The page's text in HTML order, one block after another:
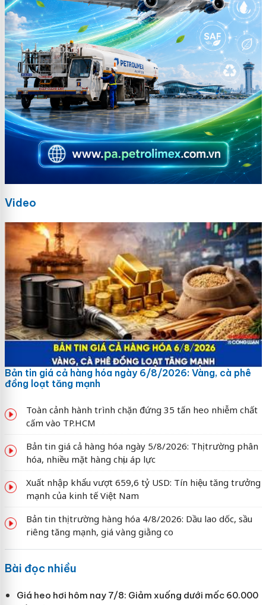
Video
Bản tin giá cả hàng hóa ngày 6/8/2026: Vàng, cà phê
đồng loạt tăng mạnh
Toàn cảnh hành trình chặn đứng 35 tấn heo nhiễm chất
cấm vào TP.HCM
Bản tin giá cả hàng hóa ngày 5/8/2026: Thị trường phân
hóa, nhiều mặt hàng chịu áp lực
Xuất nhập khẩu vượt 659,6 tỷ USD: Tín hiệu tăng trưởng
mạnh của kinh tế Việt Nam
Bản tin thị trường hàng hóa 4/8/2026: Dầu lao dốc, sầu
riêng tăng mạnh, giá vàng giằng co
Bài đọc nhiều
Giá heo hơi hôm nay 7/8: Giảm xuống dưới mốc 60.000